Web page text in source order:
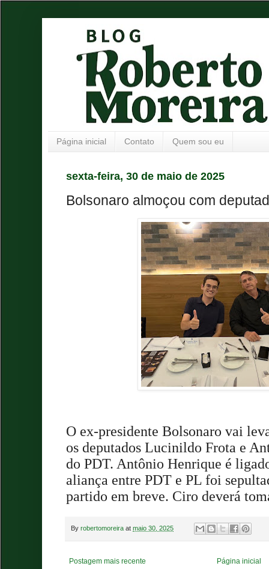
Página inicial Contato Quem sou eu
sexta-feira, 30 de maio de 2025
Bolsonaro almoçou com
O ex-presidente Bolsonaro vai
os deputados Lucinildo Frota e
do PDT. Antônio Henrique é
aliança entre PDT e PL foi
partido em breve. Ciro deverá
By robertomoreira at maio 30, 2025
Postagem mais recente Página inicial